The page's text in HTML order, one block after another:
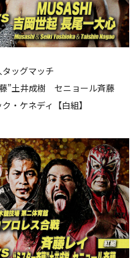
ッグマッチ
”土井成樹 セニョール斉藤
ケネディ【白組】